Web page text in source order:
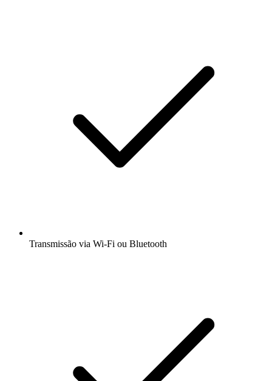
Transmissão via Wi-Fi ou Bluetooth